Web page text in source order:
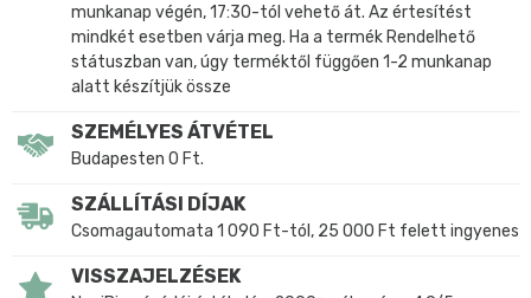
munkanap végén, 17:30-tól vehető át. Az értesítést
mindkét esetben várja meg. Ha a termék Rendelhető
státuszban van, úgy terméktől függően 1-2 munkanap
alatt készítjük össze
SZEMÉLYES ÁTVÉTEL
Budapesten 0 Ft.
SZÁLLÍTÁSI DÍJAK
Csomagautomata 1 090 Ft-tól, 25 000 Ft felett ingyenes
VISSZAJELZÉSEK